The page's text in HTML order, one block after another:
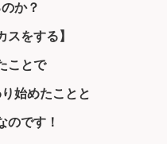
か？
スをする】
ことで
始めたことと
のです！